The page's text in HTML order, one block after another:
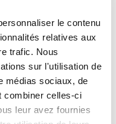
le contenu
relatives aux
trafic. Nous
sur l'utilisation de
médias sociaux, de
combiner celles-ci
leur avez fournies